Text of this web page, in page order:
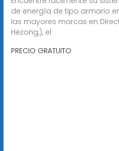
de energía de tipo armario
las mayores marcas en
Hezong,), el
PRECIO GRATUITO